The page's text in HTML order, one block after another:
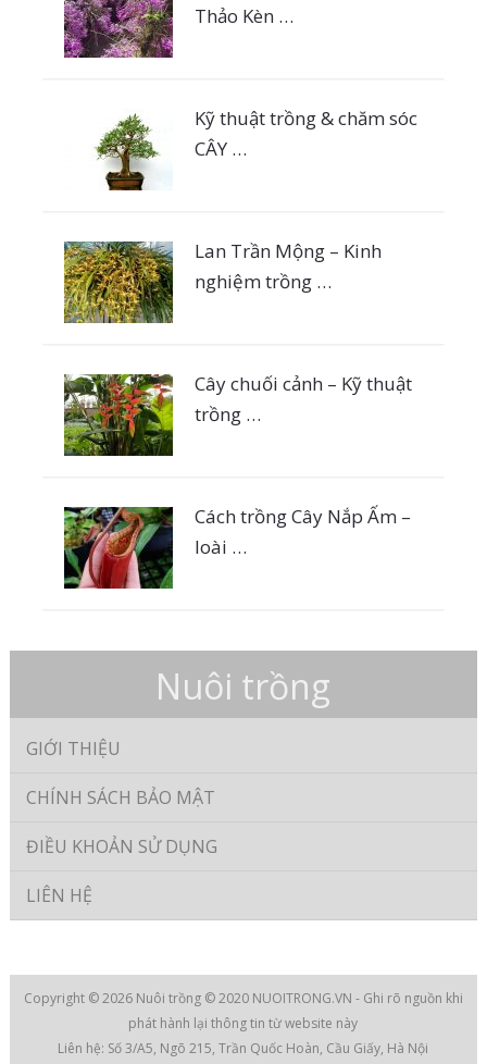
Thảo Kèn …
Kỹ thuật trồng & chăm sóc
CÂY …
Lan Trần Mộng – Kinh
nghiệm trồng …
Cây chuối cảnh – Kỹ thuật
trồng …
Cách trồng Cây Nắp Ấm –
loài …
Nuôi trồng
GIỚI THIỆU
CHÍNH SÁCH BẢO MẬT
ĐIỀU KHOẢN SỬ DỤNG
LIÊN HỆ
Copyright © 2026 Nuôi trồng © 2020 NUOITRONG.VN - Ghi rõ nguồn khi
phát hành lại thông tin từ website này
Liên hệ: Số 3/A5, Ngõ 215, Trần Quốc Hoàn, Cầu Giấy, Hà Nội